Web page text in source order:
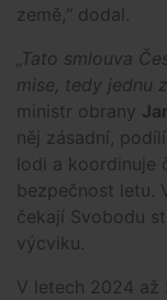
země,“ dodal.
„Tato smlouva
mise, tedy jednu
ministr obrany
něj zásadní,
lodi a koordinuje
bezpečnost letu.
čekají Svobodu
výcviku.
V letech 2024